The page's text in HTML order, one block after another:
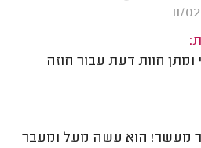
ומתן חוות דעת עבור חוזה
מעשר! הוא עשה מעל ומעבר